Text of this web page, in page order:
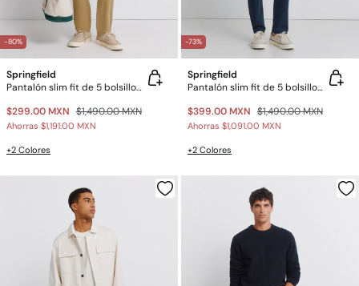
-80%
Springfield
Pantalón slim fit de 5 bolsillos lavado
$299.00 MXN $1,490.00 MXN
Ahorras $1,191.00 MXN
+2 Colores
-73%
Springfield
Pantalón slim fit de 5 bolsillos lavado
$399.00 MXN $1,490.00 MXN
Ahorras $1,091.00 MXN
+2 Colores